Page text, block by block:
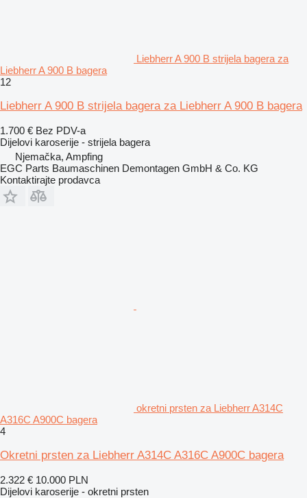
Liebherr A 900 B strijela bagera za
Liebherr A 900 B bagera
12
Liebherr A 900 B strijela bagera za Liebherr A 900 B bagera
1.700 € Bez PDV-a
Dijelovi karoserije - strijela bagera
Njemačka, Ampfing
EGC Parts Baumaschinen Demontagen GmbH & Co. KG
Kontaktirajte prodavca
okretni prsten za Liebherr A314C
A316C A900C bagera
4
Okretni prsten za Liebherr A314C A316C A900C bagera
2.322 € 10.000 PLN
Dijelovi karoserije - okretni prsten